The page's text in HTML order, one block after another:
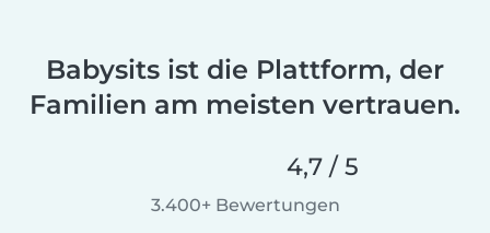
Babysits ist die Plattform, der
Familien am meisten vertrauen.
4,7 / 5
3.400+ Bewertungen